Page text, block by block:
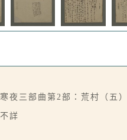
寒夜三部曲第2部：荒村（五）
不詳